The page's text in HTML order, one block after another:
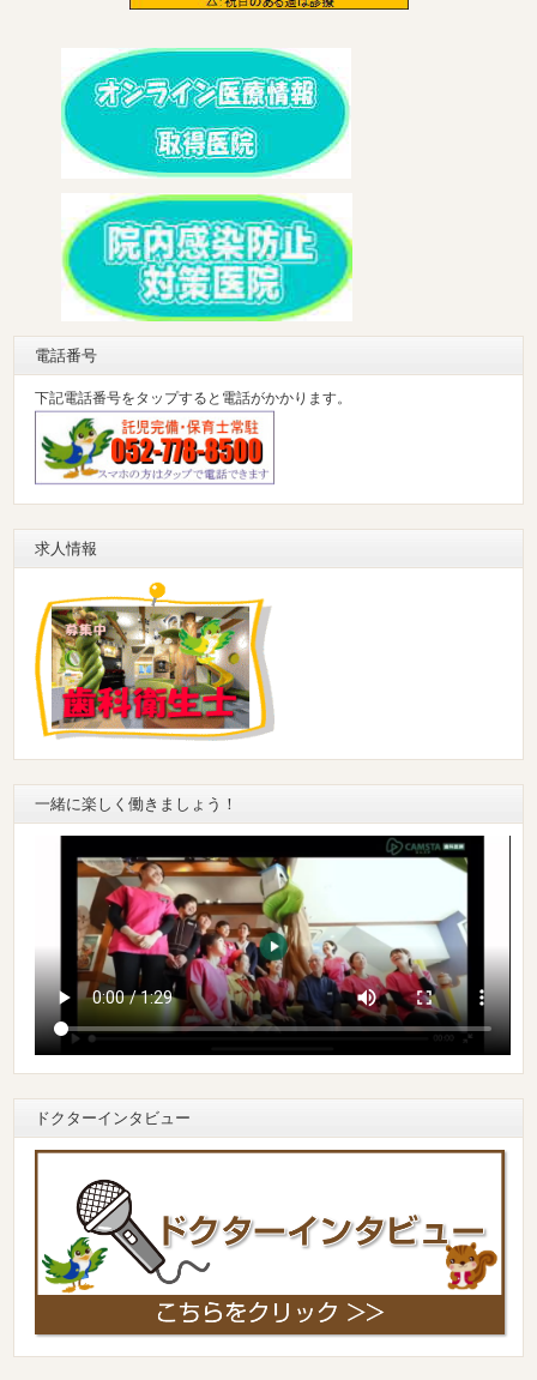
電話番号
下記電話番号をタップすると電話がかかります。
求人情報
一緒に楽しく働きましょう！
ドクターインタビュー